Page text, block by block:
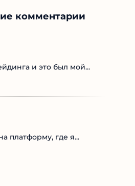
комментарии
и это был мой...
платформу, где я...